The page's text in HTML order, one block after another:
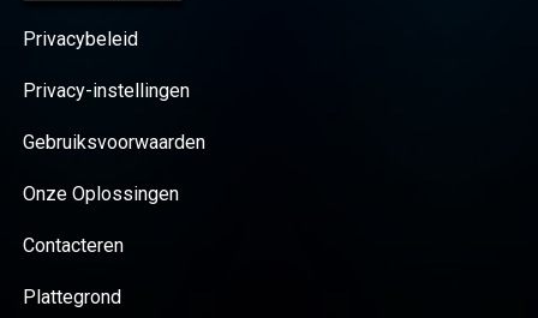
Privacybeleid
Privacy-instellingen
Gebruiksvoorwaarden
Onze Oplossingen
Contacteren
Plattegrond